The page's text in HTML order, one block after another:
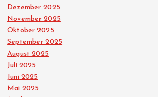
Dezember 2025
November 2025
Oktober 2025
September 2025
August 2025
Juli 2025
Juni 2025
Mai 2025